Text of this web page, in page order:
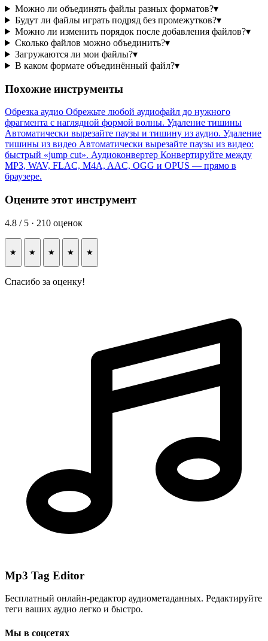
Можно ли объединять файлы разных форматов?▾
Будут ли файлы играть подряд без промежутков?▾
Можно ли изменить порядок после добавления файлов?▾
Сколько файлов можно объединить?▾
Загружаются ли мои файлы?▾
В каком формате объединённый файл?▾
Похожие инструменты
Обрезка аудио Обрежьте любой аудиофайл до нужного
фрагмента с наглядной формой волны. Удаление тишины
Автоматически вырезайте паузы и тишину из аудио. Удаление
тишины из видео Автоматически вырезайте паузы из видео:
быстрый «jump cut». Аудиоконвертер Конвертируйте между
MP3, WAV, FLAC, M4A, AAC, OGG и OPUS — прямо в
браузере.
Оцените этот инструмент
4.8 / 5 · 210 оценок
★ ★ ★ ★ ★
Спасибо за оценку!
Mp3 Tag Editor
Бесплатный онлайн-редактор аудиометаданных. Редактируйте
теги ваших аудио легко и быстро.
Мы в соцсетях